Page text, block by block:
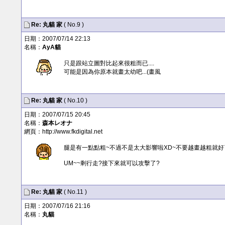
Re: 丸貓家 ( No.9 )
日期：2007/07/14 22:13
名稱： AyA貓
只是跟站立圖對比起來很粗而已....
可能是因為你原本就畫太幼吧...(畫風
Re: 丸貓家 ( No.10 )
日期：2007/07/15 20:45
名稱： 森本レオナ
網頁： http://www.fkdigital.net
腿是有一點點粗~不過不是太大影響啦XD~不要越畫越粗就好
UM~~剩行走?接下來就可以攻擊了?
Re: 丸貓家 ( No.11 )
日期：2007/07/16 21:16
名稱： 丸貓